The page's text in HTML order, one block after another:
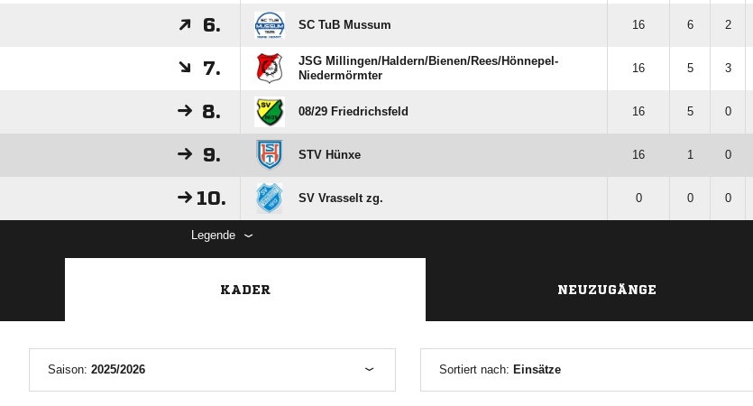
6. SC TuB Mussum 16 6 2
7.
JSG Millingen/​Haldern/​Bienen/​Rees/​Hönnepel-
Niedermörmter
16 5 3
8. 08/​29 Friedrichsfeld 16 5 0
9. STV Hünxe 16 1 0
10. SV Vrasselt zg. 0 0 0
Legende
KADER NEUZUGÄNGE
Saison: 2025/2026 Sortiert nach: Einsätze